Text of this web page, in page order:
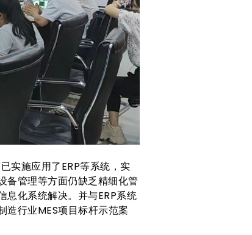
实施应用了ERP等系统，实
备管理等方面仍缺乏精细化管
息化系统解决。并与ERP系统
造行业MES项目标杆示范案